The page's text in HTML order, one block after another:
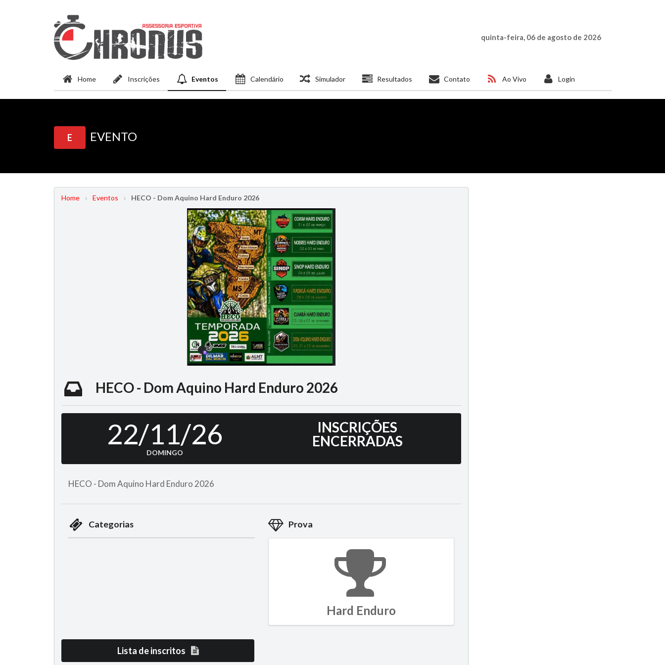
quinta-feira, 06 de agosto de 2026
Home Inscrições Eventos Calendário Simulador Resultados Contato Ao Vivo Login
E EVENTO
Home Eventos HECO - Dom Aquino Hard Enduro 2026
HECO - Dom Aquino Hard Enduro 2026
22/11/26
DOMINGO
INSCRIÇÕES
ENCERRADAS
HECO - Dom Aquino Hard Enduro 2026
Categorias Prova
Hard Enduro
Lista de inscritos